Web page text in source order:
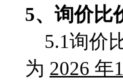
5、 询价比
5.1询价
为 2026 年